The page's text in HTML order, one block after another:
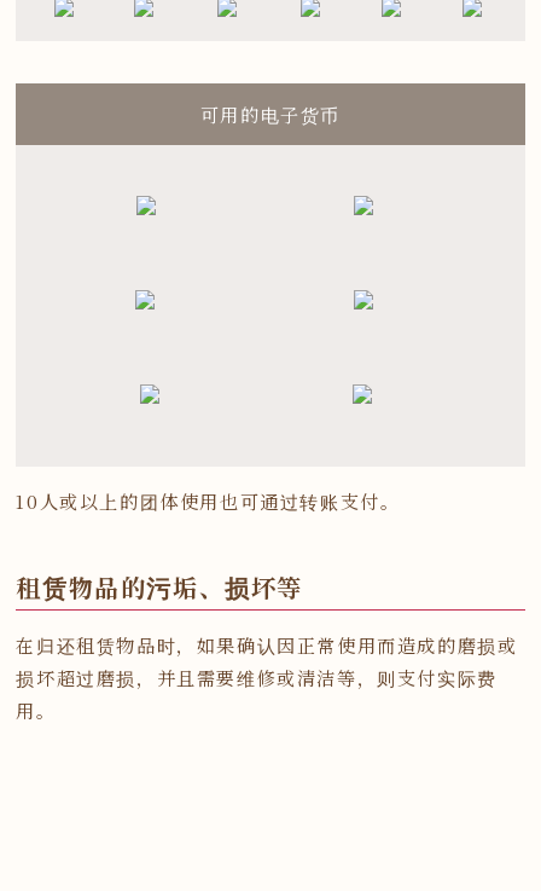
可用的电子货币
10人或以上的团体使用也可通过转账支付。
租赁物品的污垢、损坏等
在归还租赁物品时，如果确认因正常使用而造成的磨损或
损坏超过磨损，并且需要维修或清洁等，则支付实际费
用。